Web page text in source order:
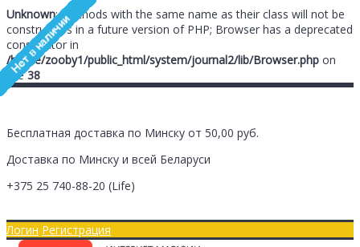
Unknown: Methods with the same name as their class will not be
constructors in a future version of PHP; Browser has a deprecated
constructor in
/home/zooby1/public_html/system/journal2/lib/Browser.php on
line38
Бесплатная доставка по Минску от 50,00 руб.
Доставка по Минску и всей Беларуси
+375 25 740-88-20 (Life)
Логин Регистрация